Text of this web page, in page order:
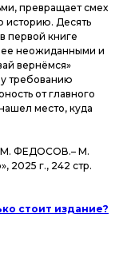
превращает смех
историю. Десять
первой книге
неожиданными и
вернёмся»
требованию
от главного
место, куда
М. ФЕДОСОВ.– М.
2025 г., 242 стр.
стоит издание?